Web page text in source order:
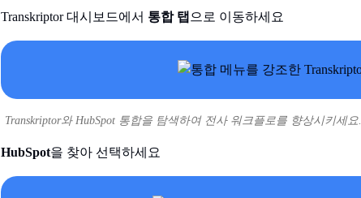
Transkriptor 대시보드에서 통합 탭 으로 이동하세요
Transkriptor와 HubSpot 통합을 탐색하여 전사 워크플로를 향상시키세요.
HubSpot을 찾아 선택하세요